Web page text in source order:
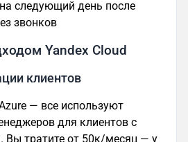
следующий день после
звонков
Yandex Cloud
клиентов
— все используют
для клиентов с
Вы тратите от 50к/месяц — у